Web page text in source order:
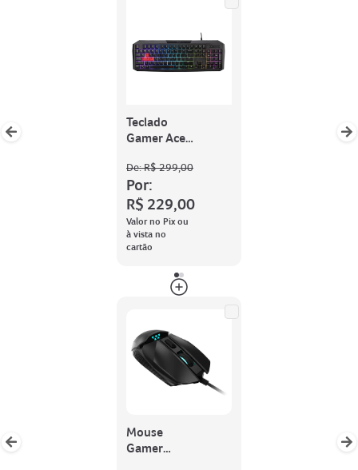
Teclado
Gamer Acer
2)
De:R$ 299,00
Por:
R$ 229,00
Valor no Pix ou
à vista no
cartão
Mouse
Gamer